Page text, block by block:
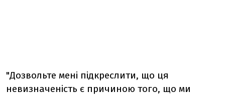
"Дозвольте мені підкреслити, що ця
невизначеність є причиною того, що ми